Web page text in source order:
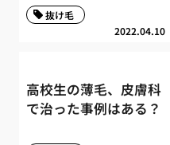
2022.04.10
抜け毛
高校生の薄毛、皮膚科
で治った事例はある？